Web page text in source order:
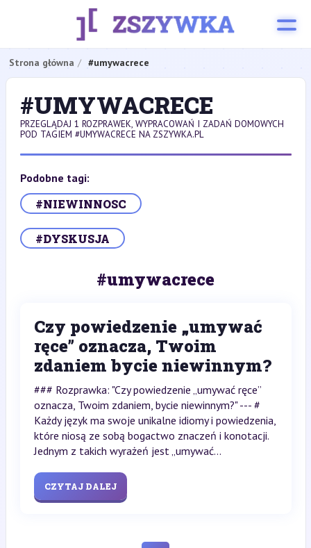
Strona główna #umywacrece
#UMYWACRECE
PRZEGLĄDAJ 1 ROZPRAWEK, WYPRACOWAŃ I ZADAŃ DOMOWYCH
POD TAGIEM #UMYWACRECE NA ZSZYWKA.PL
Podobne tagi:
#NIEWINNOSC
#DYSKUSJA
#umywacrece
Czy powiedzenie „umywać
ręce” oznacza, Twoim
zdaniem bycie niewinnym?
### Rozprawka: "Czy powiedzenie „umywać ręce”
oznacza, Twoim zdaniem, bycie niewinnym?" --- #
Każdy język ma swoje unikalne idiomy i powiedzenia,
które niosą ze sobą bogactwo znaczeń i konotacji.
Jednym z takich wyrażeń jest „umywać...
CZYTAJ DALEJ